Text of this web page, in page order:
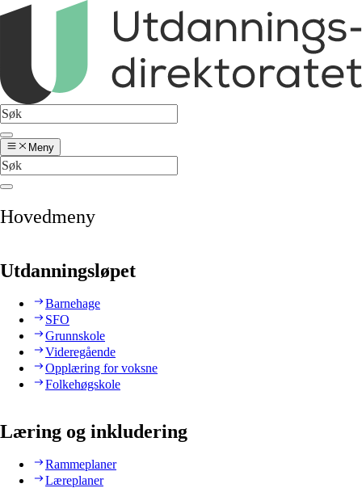
Meny
Hovedmeny
Utdanningsløpet
Barnehage
SFO
Grunnskole
Videregående
Opplæring for voksne
Folkehøgskole
Læring og inkludering
Rammeplaner
Læreplaner